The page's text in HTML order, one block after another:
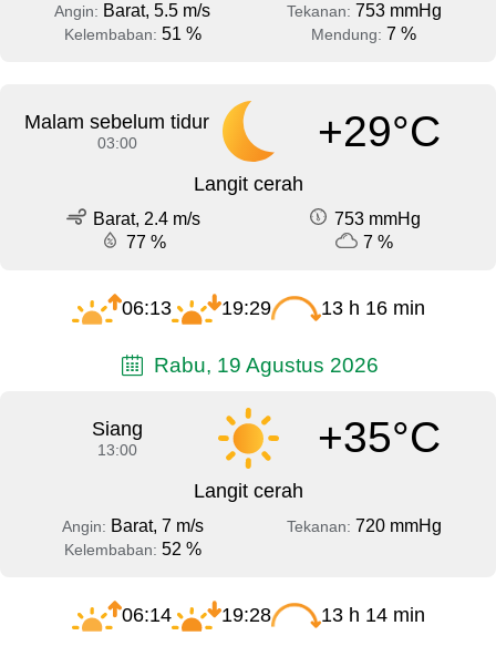
Angin: Barat, 5.5 m/s Tekanan: 753 mmHg
Kelembaban: 51 % Mendung: 7 %
Malam sebelum tidur
03:00 +29°C
Langit cerah
Barat, 2.4 m/s
753 mmHg
77 %
7 %
06:13 19:29 13 h 16 min
Rabu, 19 Agustus 2026
Siang
13:00 +35°C
Langit cerah
Angin: Barat, 7 m/s Tekanan: 720 mmHg
Kelembaban: 52 %
06:14 19:28 13 h 14 min